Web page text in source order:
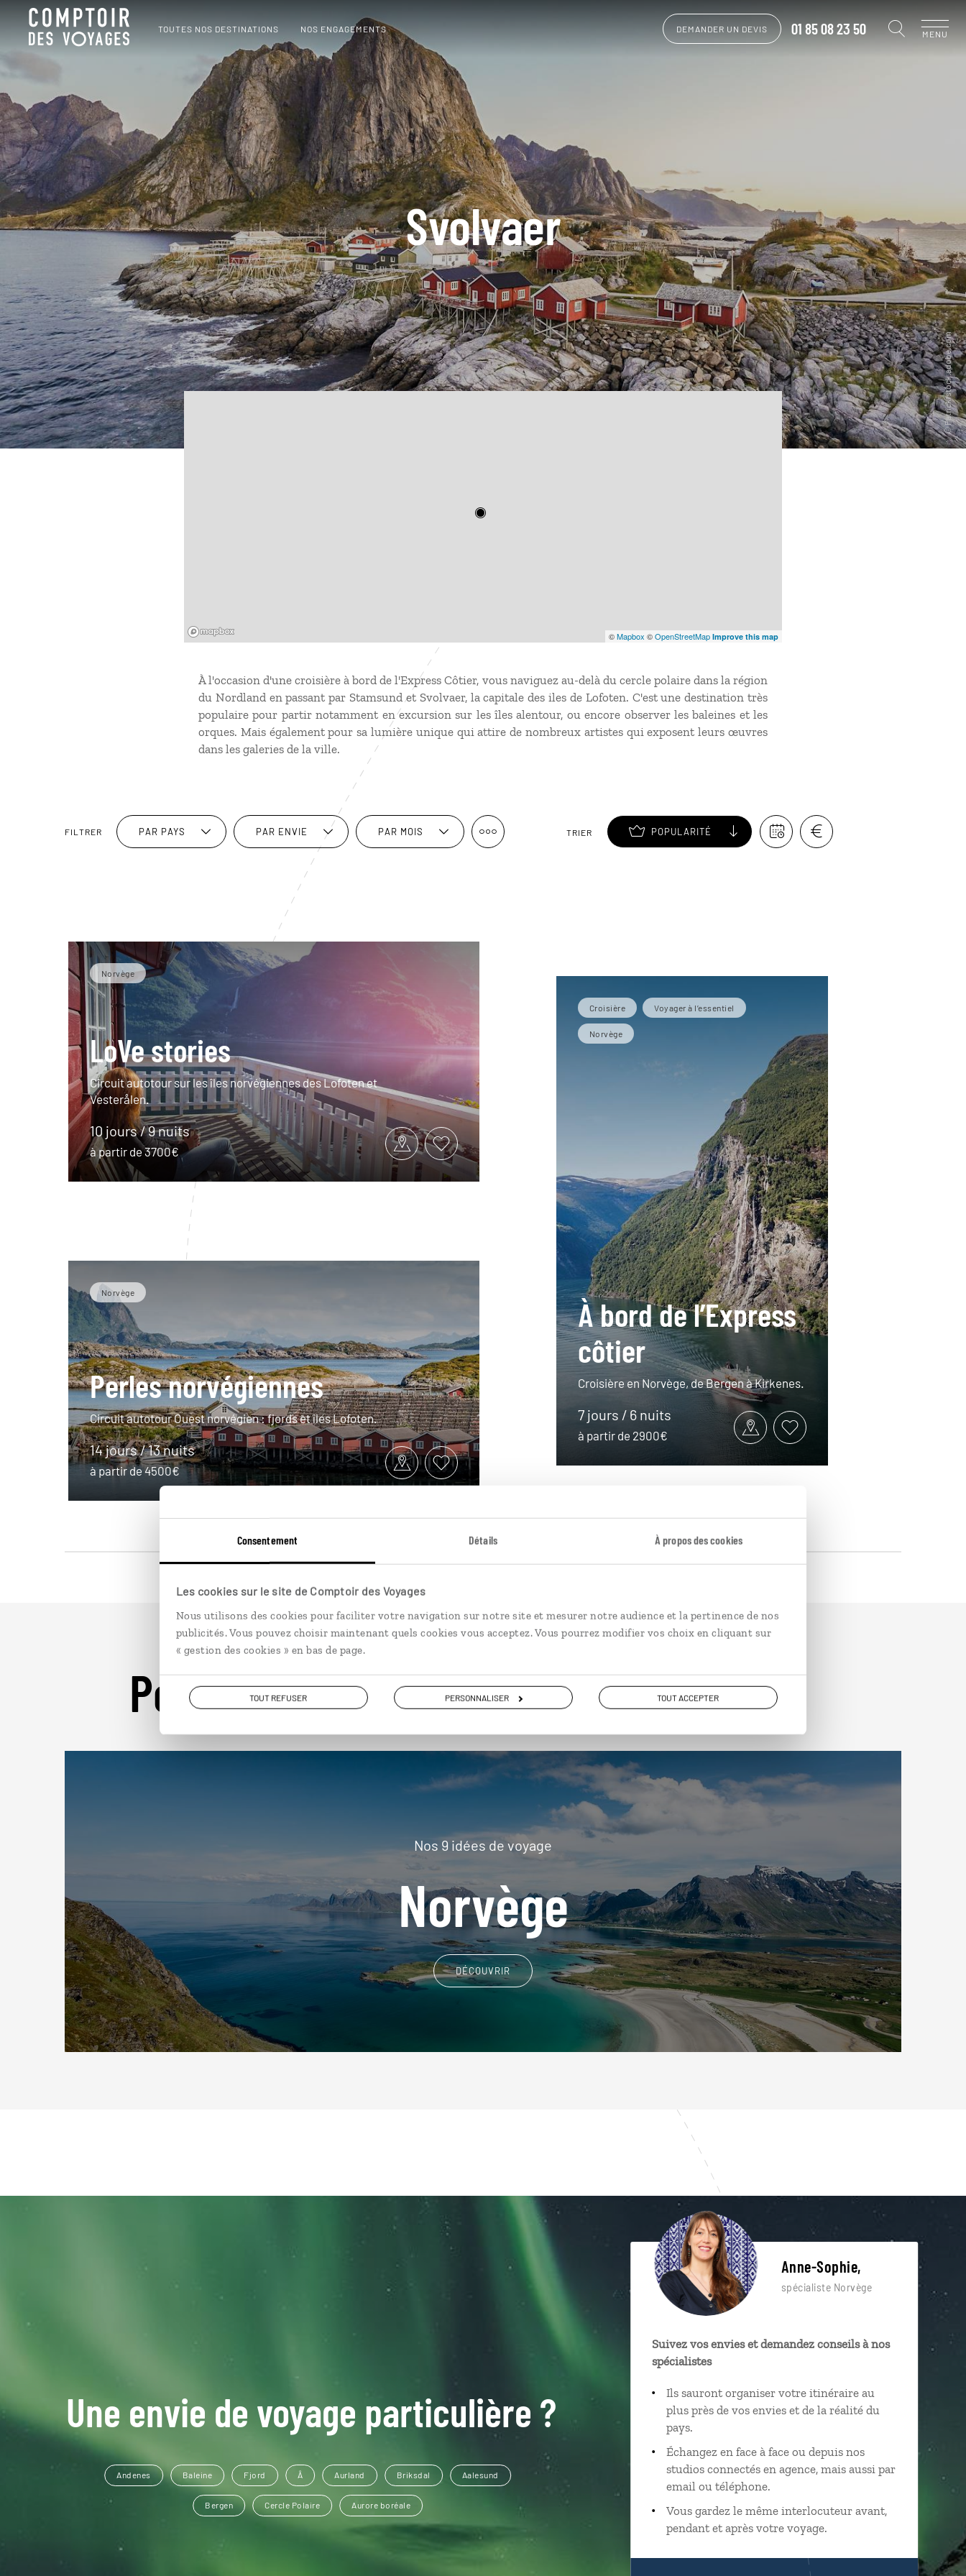
Consentement Détails À propos des cookies
Les cookies sur le site de Comptoir des Voyages
Nous utilisons des cookies pour faciliter votre navigation sur notre site et mesurer notre audience et la pertinence de nos
publicités. Vous pouvez choisir maintenant quels cookies vous acceptez. Vous pourrez modifier vos choix en cliquant sur
« gestion des cookies » en bas de page.
TOUT REFUSER PERSONNALISER TOUT ACCEPTER
TOUTES NOS DESTINATIONS NOS ENGAGEMENTS DEMANDER UN DEVIS 01 85 08 23 50 MENU
Svolvaer
©Mapbox ©OpenStreetMap Improve this map
À l'occasion d'une croisière à bord de l'Express Côtier, vous naviguez au-delà du cercle polaire dans la région
du Nordland en passant par Stamsund et Svolvaer, la capitale des iles de Lofoten. C'est une destination très
populaire pour partir notamment en excursion sur les îles alentour, ou encore observer les baleines et les
orques. Mais également pour sa lumière unique qui attire de nombreux artistes qui exposent leurs œuvres
dans les galeries de la ville.
FILTRER PAR PAYS PAR ENVIE PAR MOIS TRIER POPULARITÉ
Norvège
LoVe stories
Circuit autotour sur les îles norvégiennes des Lofoten et
Vesterålen.
10 jours / 9 nuits
à partir de 3700€
Norvège
Perles norvégiennes
Circuit autotour Ouest norvégien : fjords et îles Lofoten.
14 jours / 13 nuits
à partir de 4500€
Croisière Voyager à l’essentiel
Norvège
À bord de l’Express
côtier
Croisière en Norvège, de Bergen à Kirkenes.
7 jours / 6 nuits
à partir de 2900€
Pour aller plus loin
Nos 9 idées de voyage
Norvège
DÉCOUVRIR
Une envie de voyage particulière ?
Andenes Baleine Fjord Å Aurland Briksdal Aalesund
Bergen Cercle Polaire Aurore boréale
Anne-Sophie,
spécialiste Norvège
Suivez vos envies et demandez conseils à nos
spécialistes
Ils sauront organiser votre itinéraire au
plus près de vos envies et de la réalité du
pays.
Échangez en face à face ou depuis nos
studios connectés en agence, mais aussi par
email ou téléphone.
Vous gardez le même interlocuteur avant,
pendant et après votre voyage.